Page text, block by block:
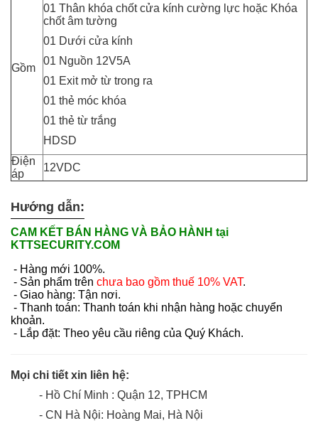
Gồm
01 Thân khóa chốt cửa kính cường lực hoặc Khóa
chốt âm tường
01 Dưới cửa kính
01 Nguồn 12V5A
01 Exit mở từ trong ra
01 thẻ móc khóa
01 thẻ từ trắng
HDSD
Điện
áp
12VDC
Hướng dẫn:
CAM KẾT BÁN HÀNG VÀ BẢO HÀNH tại
KTTSECURITY.COM
- Hàng mới 100%.
- Sản phẩm trên chưa bao gồm thuế 10% VAT.
- Giao hàng: Tận nơi.
- Thanh toán: Thanh toán khi nhận hàng hoặc chuyển
khoản.
- Lắp đặt: Theo yêu cầu riêng của Quý Khách.
Mọi chi tiết xin liên hệ:
- Hồ Chí Minh : Quận 12, TPHCM
- CN Hà Nội: Hoàng Mai, Hà Nội